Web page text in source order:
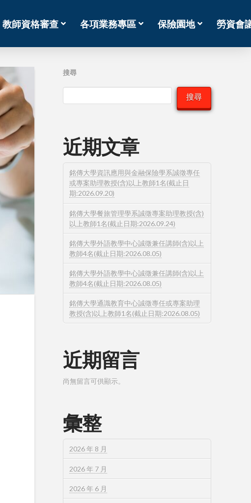
教師資格審查 各項業務專區 保險園地 勞資會
搜尋
搜尋
近期文章
銘傳大學資訊應用與金融保險學系誠徵專任
或專案助理教授(含)以上教師1名(截止日
期:2026.09.20)
銘傳大學餐旅管理學系誠徵專案助理教授(含)
以上教師1名(截止日期:2026.09.24)
銘傳大學外語教學中心誠徵兼任講師(含)以上
教師4名(截止日期:2026.08.05)
銘傳大學外語教學中心誠徵兼任講師(含)以上
教師4名(截止日期:2026.08.05)
銘傳大學通識教育中心誠徵專任或專案助理
教授(含)以上教師1名(截止日期:2026.08.05)
近期留言
尚無留言可供顯示。
彙整
2026 年 8 月
2026 年 7 月
2026 年 6 月